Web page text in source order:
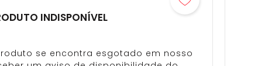
INDISPONÍVEL